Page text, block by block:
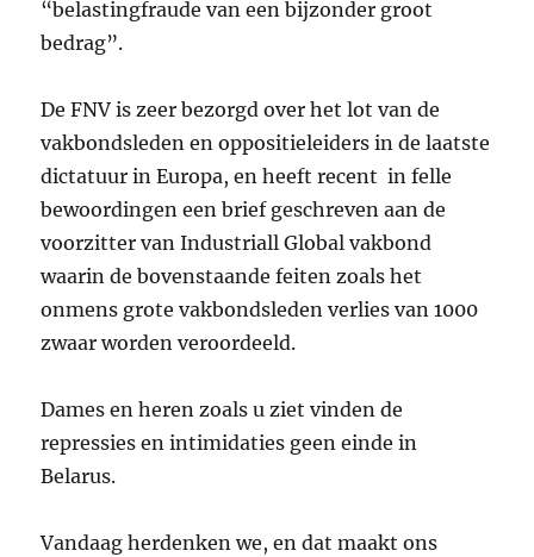
“belastingfraude van een bijzonder groot
bedrag”.
De FNV is zeer bezorgd over het lot van de
vakbondsleden en oppositieleiders in de laatste
dictatuur in Europa, en heeft recent in felle
bewoordingen een brief geschreven aan de
voorzitter van Industriall Global vakbond
waarin de bovenstaande feiten zoals het
onmens grote vakbondsleden verlies van 1000
zwaar worden veroordeeld.
Dames en heren zoals u ziet vinden de
repressies en intimidaties geen einde in
Belarus.
Vandaag herdenken we, en dat maakt ons